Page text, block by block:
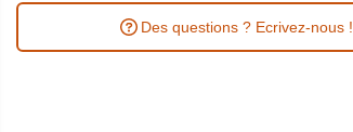
Des questions ? Ecrivez-nous !